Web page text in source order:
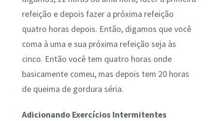
refeição e depois fazer a próxima refeição
quatro horas depois. Então, digamos que você
coma à uma e sua próxima refeição seja às
cinco. Então você tem quatro horas onde
basicamente comeu, mas depois tem 20 horas
de queima de gordura séria.
Adicionando Exercícios Intermitentes